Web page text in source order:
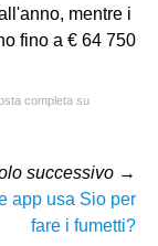
mentre i
fino a € 64 750
completa su
successivo →
app usa Sio per
fare i fumetti?